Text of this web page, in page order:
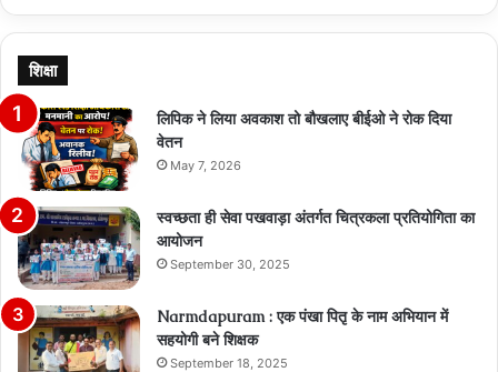
शिक्षा
लिपिक ने लिया अवकाश तो बौखलाए बीईओ ने रोक दिया
वेतन
May 7, 2026
स्वच्छता ही सेवा पखवाड़ा अंतर्गत चित्रकला प्रतियोगिता का
आयोजन
September 30, 2025
Narmdapuram : एक पंखा पितृ के नाम अभियान में
सहयोगी बने शिक्षक
September 18, 2025